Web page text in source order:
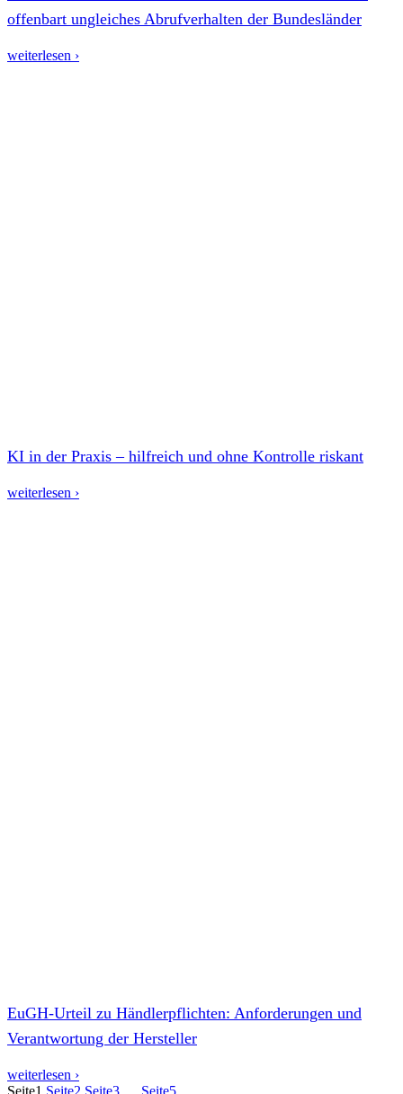
offenbart ungleiches Abrufverhalten der Bundesländer
weiterlesen ›
KI in der Praxis – hilfreich und ohne Kontrolle riskant
weiterlesen ›
EuGH-Urteil zu Händlerpflichten: Anforderungen und
Verantwortung der Hersteller
weiterlesen ›
Seite1 Seite2 Seite3 … Seite5